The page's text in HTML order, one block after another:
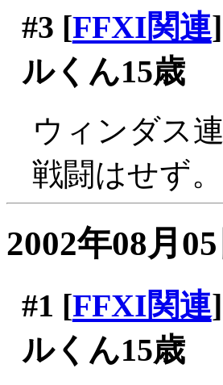
#3 [FFXI関連
ルくん15歳
ウィンダス
戦闘はせず。
2002年08月
#1 [FFXI関連
ルくん15歳